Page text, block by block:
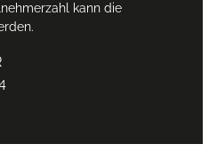
kann die